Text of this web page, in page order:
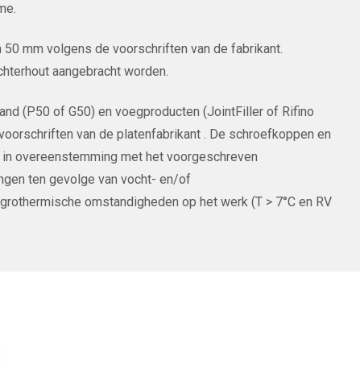
mm volgens de voorschriften van de fabrikant.
aangebracht worden.
(P50 of G50) en voegproducten (JointFiller of Rifino
van de platenfabrikant . De schroefkoppen en
overeenstemming met het voorgeschreven
ten gevolge van vocht- en/of
omstandigheden op het werk (T > 7°C en RV